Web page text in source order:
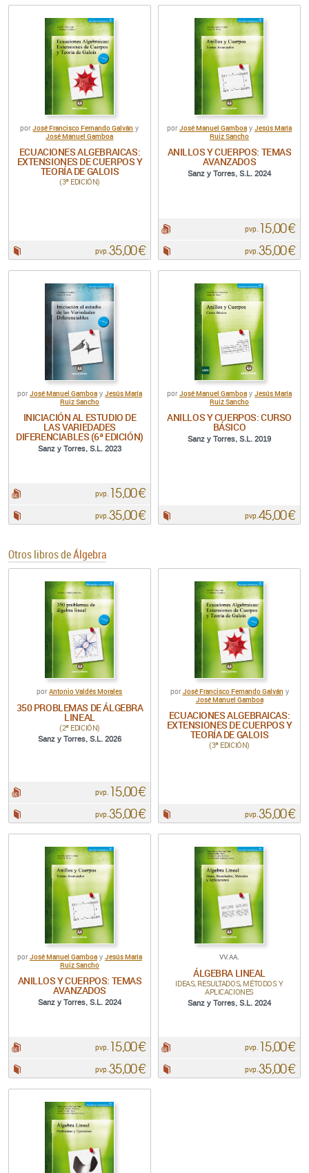
porJosé Francisco Fernando Galván y
José Manuel Gamboa
ECUACIONES ALGEBRAICAS:
EXTENSIONES DE CUERPOS Y
TEORÍA DE GALOIS
(3ª EDICIÓN)
pvp.35,00 €
por José Manuel Gamboa y Jesús María
Ruiz Sancho
ANILLOS Y CUERPOS: TEMAS
AVANZADOS
Sanz y Torres, S.L. 2024
pvp. 15,00 €
pvp.35,00 €
por José Manuel Gamboay Jesús María
Ruiz Sancho
INICIACIÓN AL ESTUDIO DE
LAS VARIEDADES
DIFERENCIABLES (6ª EDICIÓN)
Sanz y Torres, S.L. 2023
pvp. 15,00 €
pvp.35,00 €
por José Manuel Gamboa y Jesús María
Ruiz Sancho
ANILLOS Y CUERPOS: CURSO
BÁSICO
Sanz y Torres, S.L. 2019
pvp.45,00 €
Otros libros deÁlgebra
porAntonio Valdés Morales
350 PROBLEMAS DE ÁLGEBRA
LINEAL
(2ª EDICIÓN)
Sanz y Torres, S.L. 2026
pvp. 15,00 €
pvp.35,00 €
por José Francisco Fernando Galván y
José Manuel Gamboa
ECUACIONES ALGEBRAICAS:
EXTENSIONES DE CUERPOS Y
TEORÍA DE GALOIS
(3ª EDICIÓN)
pvp.35,00 €
por José Manuel Gamboay Jesús María
Ruiz Sancho
ANILLOS Y CUERPOS: TEMAS
AVANZADOS
Sanz y Torres, S.L. 2024
pvp. 15,00 €
pvp.35,00 €
VV.AA.
ÁLGEBRA LINEAL
IDEAS, RESULTADOS, MÉTODOS Y
APLICACIONES
Sanz y Torres, S.L. 2024
pvp. 15,00 €
pvp.35,00 €